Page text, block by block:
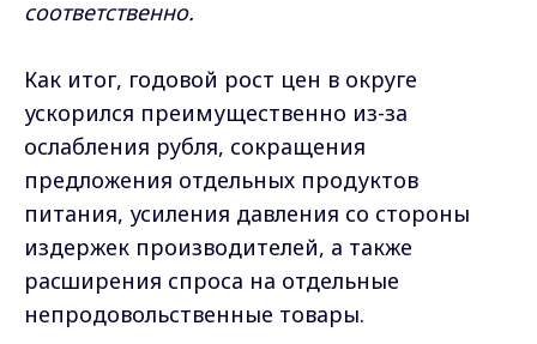
соответственно.
Как итог, годовой рост цен в округе
ускорился преимущественно из-за
ослабления рубля, сокращения
предложения отдельных продуктов
питания, усиления давления со стороны
издержек производителей, а также
расширения спроса на отдельные
непродовольственные товары.